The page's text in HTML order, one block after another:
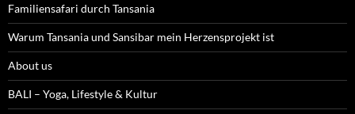
Familiensafari durch Tansania
Warum Tansania und Sansibar mein Herzensprojekt ist
About us
BALI – Yoga, Lifestyle & Kultur